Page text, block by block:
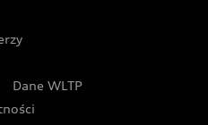
Audi
w Warszawie
Dane WLTP